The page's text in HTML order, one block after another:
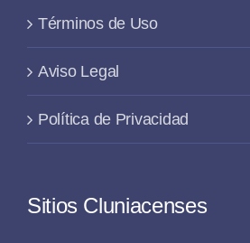
Términos de Uso
Aviso Legal
Política de Privacidad
Sitios Cluniacenses